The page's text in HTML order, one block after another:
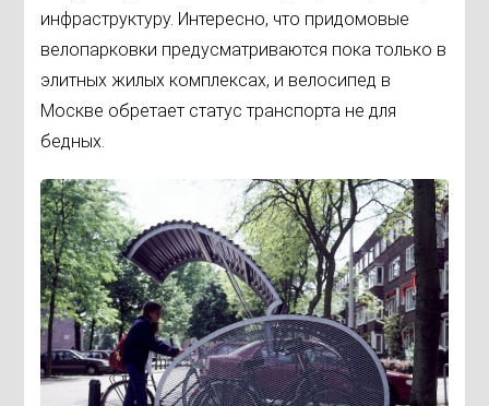
инфраструктуру. Интересно, что придомовые
велопарковки предусматриваются пока только в
элитных жилых комплексах, и велосипед в
Москве обретает статус транспорта не для
бедных.